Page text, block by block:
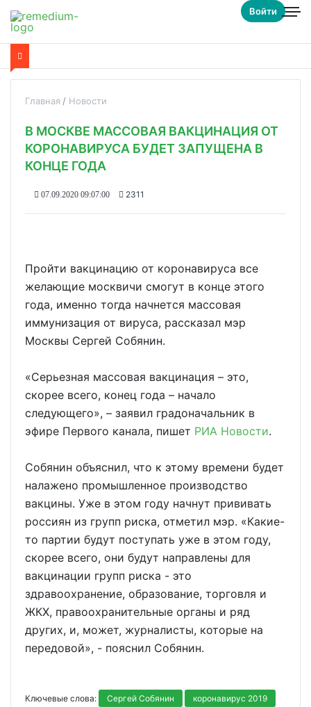
Войти
Главная Новости
В МОСКВЕ МАССОВАЯ ВАКЦИНАЦИЯ ОТ
КОРОНАВИРУСА БУДЕТ ЗАПУЩЕНА В
КОНЦЕ ГОДА
07.09.2020 09:07:00 2311
Пройти вакцинацию от коронавируса все
желающие москвичи смогут в конце этого
года, именно тогда начнется массовая
иммунизация от вируса, рассказал мэр
Москвы Сергей Собянин.
«Серьезная массовая вакцинация – это,
скорее всего, конец года – начало
следующего», – заявил градоначальник в
эфире Первого канала, пишет РИА Новости.
Собянин объяснил, что к этому времени будет
налажено промышленное производство
вакцины. Уже в этом году начнут прививать
россиян из групп риска, отметил мэр. «Какие-
то партии будут поступать уже в этом году,
скорее всего, они будут направлены для
вакцинации групп риска - это
здравоохранение, образование, торговля и
ЖКХ, правоохранительные органы и ряд
других, и, может, журналисты, которые на
передовой», - пояснил Собянин.
Ключевые слова: Сергей Собянин коронавирус 2019